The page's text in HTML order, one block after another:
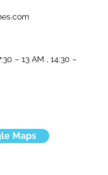
– 13 AM , 14:30 –
Maps